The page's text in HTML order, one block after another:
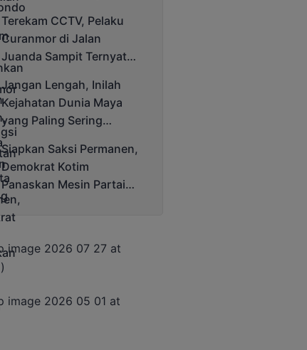
Bergengsi Rektor Unda
Cup 2025
Terekam CCTV, Pelaku
Curanmor di Jalan
Juanda Sampit Ternyata
Seorang PNS
Jangan Lengah, Inilah
Kejahatan Dunia Maya
yang Paling Sering
Terjadi
Siapkan Saksi Permanen,
Demokrat Kotim
Panaskan Mesin Partai
Hadapi Pemilu 2029